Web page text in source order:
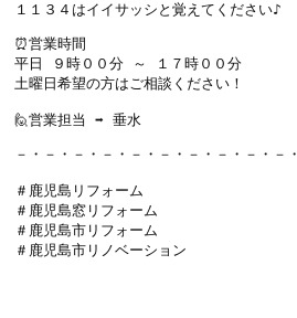
１１３４はイイサッシと覚えてください♪
⏰営業時間
平日 ９時００分 ～ １７時００分
土曜日希望の方はご相談ください！
🙋営業担当 ➡ 垂水
－・－・－・－・－・－・－・－・－・－・
＃鹿児島リフォーム
＃鹿児島窓リフォーム
＃鹿児島市リフォーム
＃鹿児島市リノベーション